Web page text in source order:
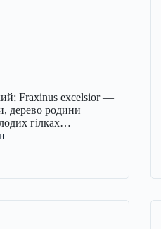
Fraxinus excelsior —
дерево родини
гілках…